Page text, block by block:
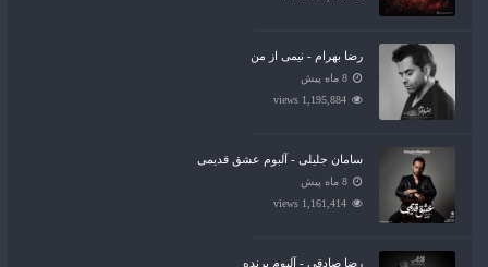
رضا بهرام - نیمی از من
8 ماه پیش
1,195,884 views
سامان جلیلی - آلبوم عشق قدیمی
8 ماه پیش
1,161,414 views
رضا صادقی - آلبوم برنده